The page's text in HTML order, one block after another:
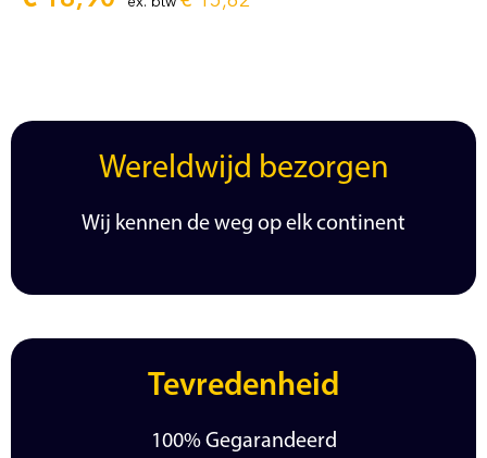
Wereldwijd bezorgen
Wij kennen de weg op elk continent
Tevredenheid
100% Gegarandeerd